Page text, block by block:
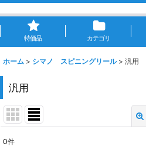
特価品 カテゴリ
ホーム > シマノ スピニングリール > 汎用
汎用
0件